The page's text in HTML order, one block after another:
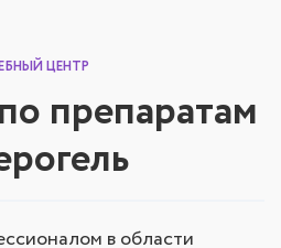
ЦЕНТР
препаратам
в области